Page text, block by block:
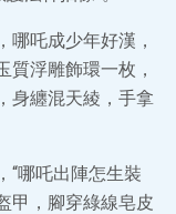
哪吒成少年好漢，
質浮雕飾環一枚，
身纏混天綾，手拿
“哪吒出陣怎生裝
甲，腳穿綠線皂皮